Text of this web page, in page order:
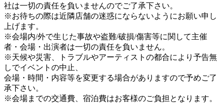
社は一切の責任を負いませんのでご了承下さい。
※お待ちの際は近隣店舗の迷惑にならないようにお願い申し
上げます。
※会場内/外で生じた事故や盗難/破損/傷害等に関して主催
者・会場・出演者は一切の責任を負いません。
※天候や災害、トラブルやアーティストの都合により予告無
しでイベントの中止、
会場・時間・内容等を変更する場合がありますので予めご了
承下さい。
※会場までの交通費、宿泊費はお客様のご負担となります。